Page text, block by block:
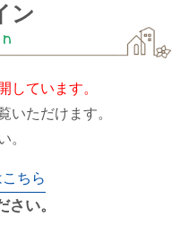
ン
しています。
いただけます。
。
ちら
い。